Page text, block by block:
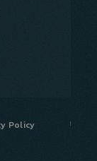
Policy